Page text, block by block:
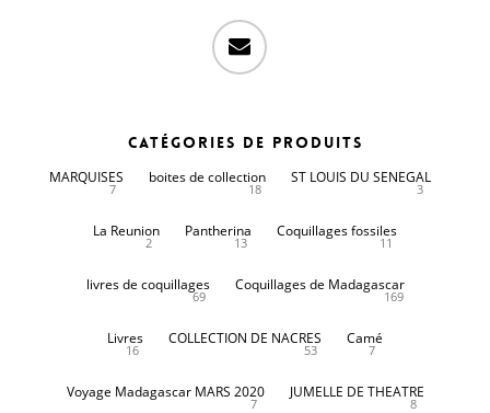
email
Catégories de produits
MARQUISES
7
boites de collection
18
ST LOUIS DU SENEGAL
3
La Reunion
2
Pantherina
13
Coquillages fossiles
11
livres de coquillages
69
Coquillages de Madagascar
169
Livres
16
COLLECTION DE NACRES
53
Camé
7
Voyage Madagascar MARS 2020
7
JUMELLE DE THEATRE
8